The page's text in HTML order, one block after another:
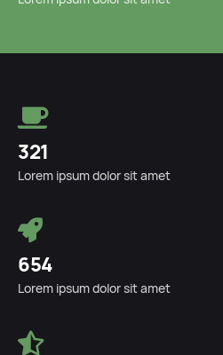
321
Lorem ipsum dolor sit amet
654
Lorem ipsum dolor sit amet